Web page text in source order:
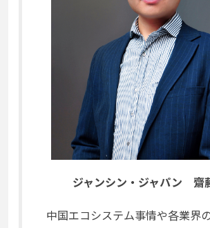
ジャンシン・ジャパン 齋
中国エコシステム事情や各業界